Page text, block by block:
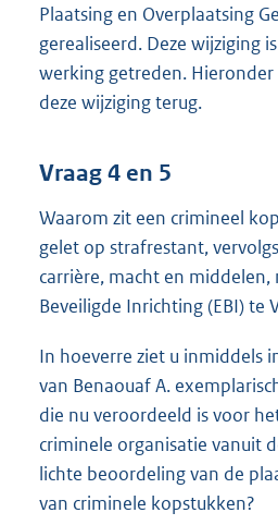
Plaatsing en Overplaatsing
gerealiseerd. Deze wijziging
werking getreden.
deze wijziging terug.
Vraag 4 en 5
Waarom zit een crimineel
gelet op strafrestant,
carrière, macht en middelen,
Beveiligde Inrichting (EBI) te
In hoeverre ziet u inmiddels
van Benaouaf A.
die nu veroordeeld is voor
criminele organisatie vanuit
lichte beoordeling van de
van criminele kopstukken?